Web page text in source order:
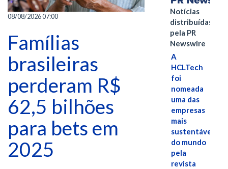
08/08/2026 07:00
Famílias
brasileiras
perderam R$
62,5 bilhões
para bets em
2025
Notícias
distribuídas
pela PR
Newswire
A
HCLTech
foi
nomeada
uma das
empresas
mais
sustentáveis
do mundo
pela
revista